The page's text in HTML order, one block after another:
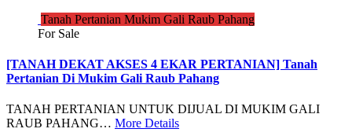
Tanah Pertanian Mukim Gali Raub Pahang
For Sale
[TANAH DEKAT AKSES 4 EKAR PERTANIAN] Tanah
Pertanian Di Mukim Gali Raub Pahang
TANAH PERTANIAN UNTUK DIJUAL DI MUKIM GALI
RAUB PAHANG… More Details